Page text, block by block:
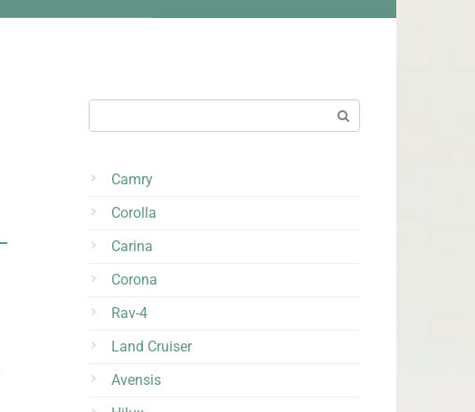
Camry
Corolla
Carina
Corona
Rav-4
Land Cruiser
Avensis